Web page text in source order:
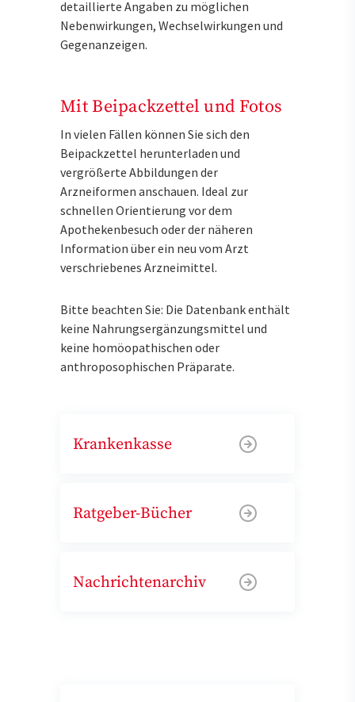
detaillierte Angaben zu möglichen
Nebenwirkungen, Wechselwirkungen und
Gegenanzeigen.
Mit Beipackzettel und Fotos
In vielen Fällen können Sie sich den
Beipackzettel herunterladen und
vergrößerte Abbildungen der
Arzneiformen anschauen. Ideal zur
schnellen Orientierung vor dem
Apothekenbesuch oder der näheren
Information über ein neu vom Arzt
verschriebenes Arzneimittel.
Bitte beachten Sie: Die Datenbank enthält
keine Nahrungsergänzungsmittel und
keine homöopathischen oder
anthroposophischen Präparate.
Krankenkasse
Ratgeber-Bücher
Nachrichtenarchiv